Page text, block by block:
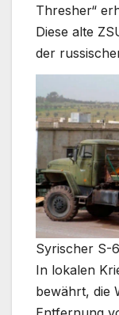
Thresher“
Diese alte
der
Syrischer S-
In lokalen
bewährt, die